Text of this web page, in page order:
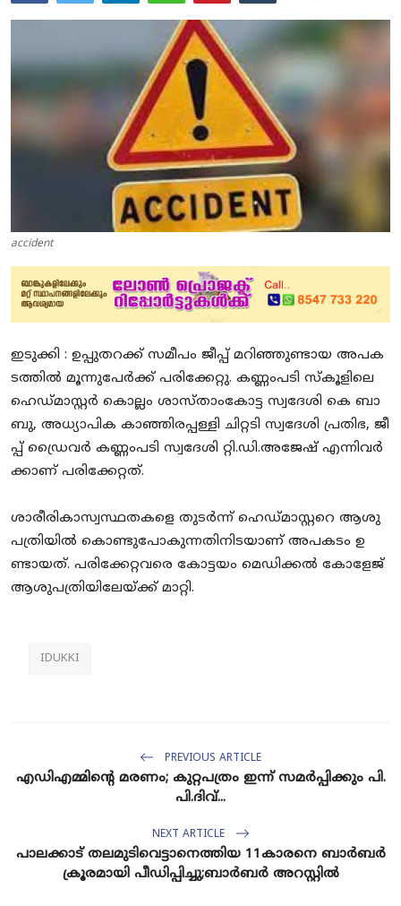
Entertainment
Health
Obituary
Travel & Tourism
Technology
Gallery
E-Paper
accident
ഇ​ടു​ക്കി : ഉ​പ്പു​ത​റ​ക്ക് സ​മീ​പം ജീ​പ്പ് മ​റി​ഞ്ഞു​ണ്ടാ​യ അ​പ​ക​
ട​ത്തി​ൽ മൂ​ന്നു​പേ​ർ​ക്ക് പ​രി​ക്കേ​റ്റു. ക​ണ്ണം​പ​ടി സ്കൂ​ളി​ലെ
ഹെ​ഡ്മാ​സ്റ്റ​ർ കൊ​ല്ലം ശാ​സ്താം​കോ​ട്ട സ്വ​ദേ​ശി കെ ​ബാ​
ബു, അ​ധ്യാ​പി​ക കാ​ഞ്ഞി​ര​പ്പ​ള്ളി ചി​റ്റ​ടി സ്വ​ദേ​ശി പ്ര​തി​ഭ, ജീ​
പ്പ് ഡ്രൈ​വ​ർ ക​ണ്ണം​പ​ടി സ്വ​ദേ​ശി റ്റി.​ഡി.​അ​ജേ​ഷ് എ​ന്നി​വ​ർ​
ക്കാ​ണ് പ​രി​ക്കേ​റ്റ​ത്.
ശാ​രീ​രി​കാ​സ്വ​സ്ഥ​ത​ക​ളെ തു​ട​ർ​ന്ന് ഹെ​ഡ്മാ​സ്റ്റ​റെ ആ​ശു​
പ​ത്രി​യി​ൽ കൊ​ണ്ടു​പോ​കു​ന്ന​തി​നി​ട​യാ​ണ് അ​പ​ക​ടം ഉ​
ണ്ടാ​യ​ത്. പ​രി​ക്കേ​റ്റ​വ​രെ കോ​ട്ട​യം മെ​ഡി​ക്ക​ൽ കോ​ളേ​ജ്
ആ​ശു​പ​ത്രി​യി​ലേ​യ്ക്ക് മാ​റ്റി.
IDUKKI
PREVIOUS ARTICLE
എ​ഡി​എ​മ്മി​ന്‍റെ മ​ര​ണം; കു​റ്റ​പ​ത്രം ഇ​ന്ന് സ​മ​ര്‍​പ്പി​ക്കും പി.​
പി.​ദി​വ്...
NEXT ARTICLE
പാലക്കാട് തലമുടിവെട്ടാനെത്തിയ 11കാരനെ ബാർബർ
ക്രൂരമായി പീഡിപ്പിച്ചു;ബാർബർ അറസ്റ്റിൽ